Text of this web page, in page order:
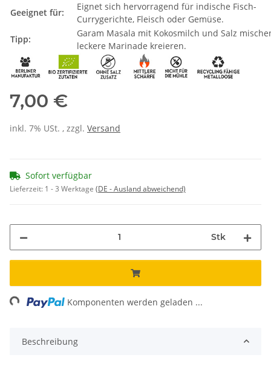
Geeignet für:
Eignet sich hervorragend für indische Fisch-
Currygerichte, Fleisch oder Gemüse.
Tipp:
Garam Masala mit Kokosmilch und Salz
leckere Marinade kreieren.
7,00 €
inkl. 7% USt. , zzgl. Versand
Sofort verfügbar
Lieferzeit: 1 - 3 Werktage (DE - Ausland abweichend)
Stk
Komponenten werden geladen ...
Beschreibung